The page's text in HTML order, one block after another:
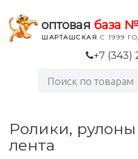
оптовая база
ШАРТАШСКАЯ С 1999
+7 (343)
Ролики, рулоны
лента